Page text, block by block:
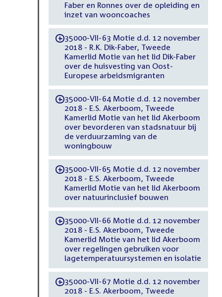
Faber en Ronnes over de opleiding en
inzet van wooncoaches
-35000-VII-63 Motie d.d. 12 november
2018 - R.K. Dik-Faber, Tweede
Kamerlid Motie van het lid Dik-Faber
over de huisvesting van Oost-
Europese arbeidsmigranten
-35000-VII-64 Motie d.d. 12 november
2018 - E.S. Akerboom, Tweede
Kamerlid Motie van het lid Akerboom
over bevorderen van stadsnatuur bij
de verduurzaming van de
woningbouw
-35000-VII-65 Motie d.d. 12 november
2018 - E.S. Akerboom, Tweede
Kamerlid Motie van het lid Akerboom
over natuurinclusief bouwen
-35000-VII-66 Motie d.d. 12 november
2018 - E.S. Akerboom, Tweede
Kamerlid Motie van het lid Akerboom
over regelingen gebruiken voor
lagetemperatuursystemen en isolatie
-35000-VII-67 Motie d.d. 12 november
2018 - E.S. Akerboom, Tweede